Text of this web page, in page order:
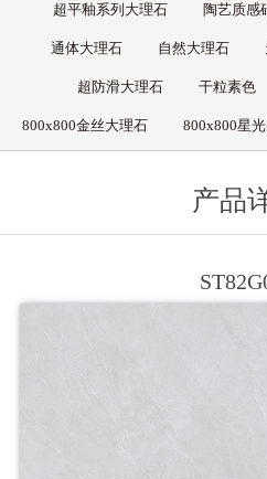
超平釉系列大理石 陶艺质感
通体大理石 自然大理石
超防滑大理石 干粒素色
800x800金丝大理石 800x800星
产品